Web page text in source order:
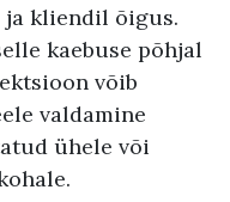
kliendil õigus.
kaebuse põhjal
võib
valdamine
ühele või